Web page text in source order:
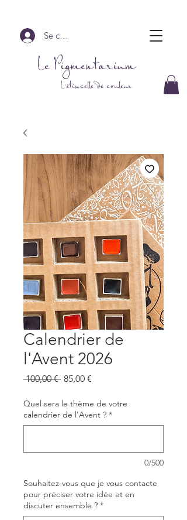
Se connecter
Le Pigmentarium
L'étincelle de couleur
Calendrier de
l'Avent 2026
100,00 € Prix
85,00 €
Quel sera le thème de votre
calendrier de l'Avent ? *
0/500
Souhaitez-vous que je vous contacte
pour préciser votre idée et en
discuter ensemble ? *